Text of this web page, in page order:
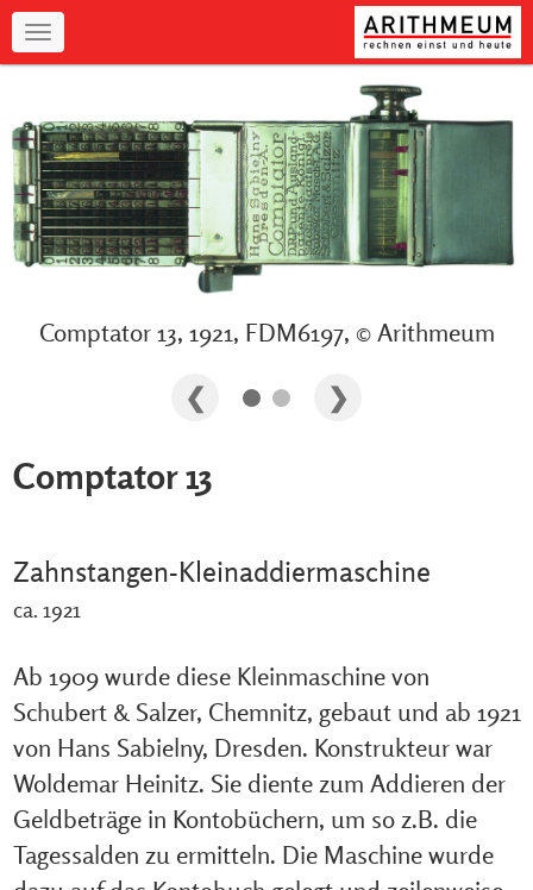
Navigation
Comptator 13, 1921, FDM6197, © Arithmeum
Comptator 13
Zahnstangen-Kleinaddiermaschine
ca. 1921
Ab 1909 wurde diese Kleinmaschine von
Schubert & Salzer, Chemnitz, gebaut und ab 1921
von Hans Sabielny, Dresden. Konstrukteur war
Woldemar Heinitz. Sie diente zum Addieren der
Geldbeträge in Kontobüchern, um so z.B. die
Tagessalden zu ermitteln. Die Maschine wurde